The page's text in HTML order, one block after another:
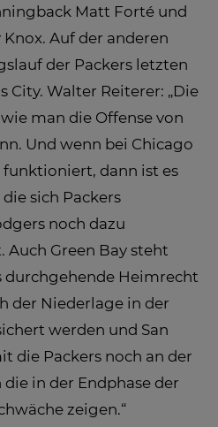
Matt Forté und
Auf der anderen
der Packers letzten
City. Walter Reiterer: „Die
man die Offense von
Und wenn bei Chicago
dann ist es
sich Packers
noch dazu
Green Bay steht
durchgehende Heimrecht
der Niederlage in der
werden und San
die Packers noch an der
in der Endphase der
zeigen.“